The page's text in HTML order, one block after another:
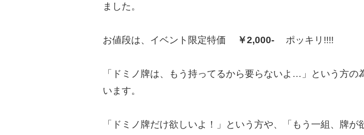
ました。
お値段は、イベント限定特価 ￥2,000- ポッキリ!!!!
「ドミノ牌は、もう持ってるから要らないよ…」という方
います。
「ドミノ牌だけ欲しいよ！」という方や、「もう一組、牌